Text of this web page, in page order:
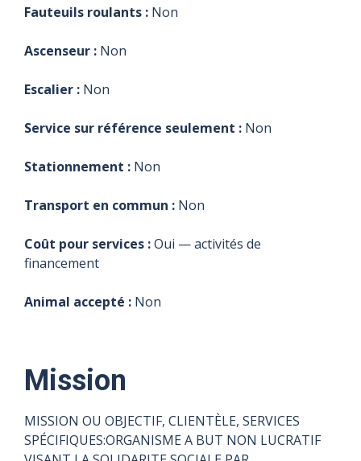
Fauteuils roulants : Non
Ascenseur : Non
Escalier : Non
Service sur référence seulement : Non
Stationnement : Non
Transport en commun : Non
Coût pour services :Oui — activités de
financement
Animal accepté : Non
Mission
MISSION OU OBJECTIF, CLIENTÈLE, SERVICES
SPÉCIFIQUES:ORGANISME A BUT NON LUCRATIF